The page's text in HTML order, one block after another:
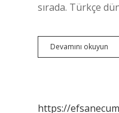
sırada. Türkçe
Devamını okuyun
https://